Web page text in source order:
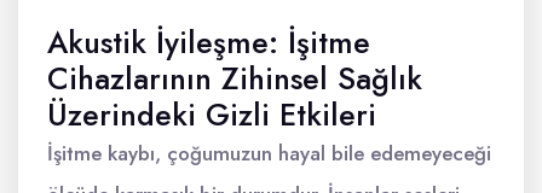
Akustik İyileşme: İşitme
Cihazlarının Zihinsel Sağlık
Üzerindeki Gizli Etkileri
İşitme kaybı, çoğumuzun hayal bile edemeyeceği